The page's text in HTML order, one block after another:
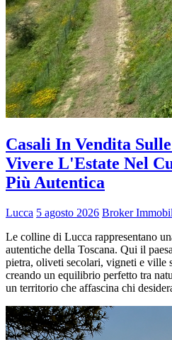
Casali In Vendita
Vivere L'Estate Nel
Più Autentica
Lucca 5 agosto 2026 Broker
Le colline di Lucca rappresentano
autentiche della Toscana. Qui il
pietra, oliveti secolari, vigneti e ville
creando un equilibrio perfetto tra
un territorio che affascina chi